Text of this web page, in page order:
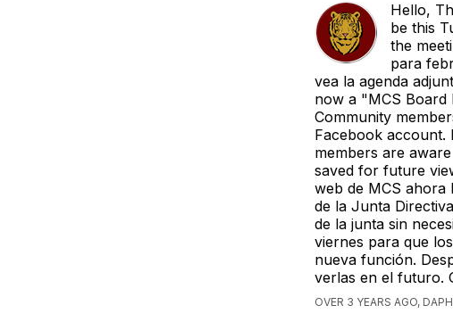
Hello,
be this
the
para
vea la agenda
now a "MCS Board
Community
Facebook account.
members are
saved for future
web de MCS ahora
de la Junta
de la junta sin
viernes para que
nueva función.
verlas en el futuro.
OVER 3 YEARS AGO,